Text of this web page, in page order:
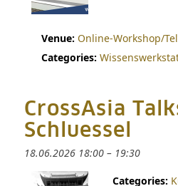
Venue: Online-Workshop/
Categories:
CrossAsia
Schluessel
18.06.2026 18:00– 19:30
Categories: